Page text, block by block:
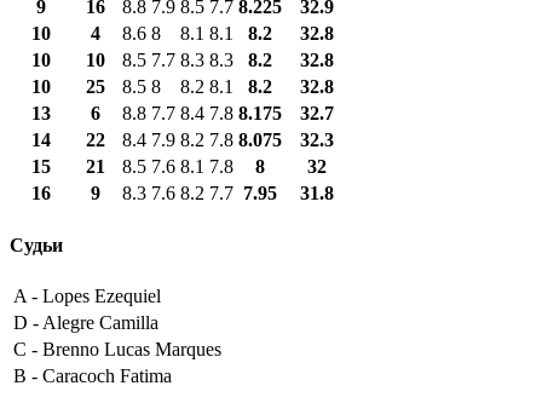
9
16 8.8 7.9 8.5 7.7 8.225
32.9
10
4 8.6 8 8.1 8.1 8.2
32.8
10
10 8.5 7.7 8.3 8.3 8.2
32.8
10
25 8.5 8 8.2 8.1 8.2
32.8
13
6 8.8 7.7 8.4 7.8 8.175
32.7
14
22 8.4 7.9 8.2 7.8 8.075
32.3
15
21 8.5 7.6 8.1 7.8 8
32
16
9 8.3 7.6 8.2 7.7 7.95 31.8
Судьи
A - Lopes Ezequiel
D - Alegre Camilla
C - Brenno Lucas Marques
B - Caracoch Fatima